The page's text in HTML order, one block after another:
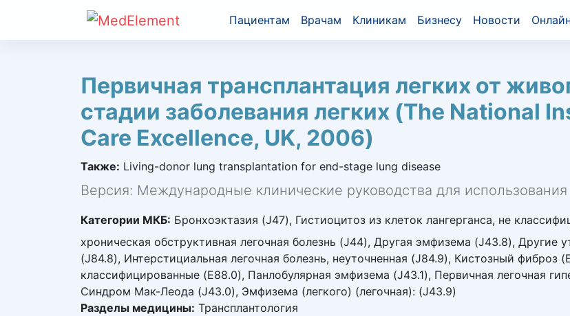
Пациентам Врачам Клиникам Бизнесу Новости
Первичная трансплантация легких от
стадии заболевания легких (The National
Care Excellence, UK, 2006)
Также: Living-donor lung transplantation for end-stage lung disease
Версия: Международные клинические руководства для
Категории МКБ: Бронхоэктазия (J47), Гистиоцитоз из клеток лангерганса, не
хроническая обструктивная легочная болезнь (J44), Другая эмфизема (J43.8), Другие
(J84.8), Интерстициальная легочная болезнь, неуточненная (J84.9), Кистозный
классифицированные (E88.0), Панлобулярная эмфизема (J43.1), Первичная легочная
Синдром Мак-Леода (J43.0), Эмфизема (легкого) (легочная): (J43.9)
Разделы медицины: Трансплантология